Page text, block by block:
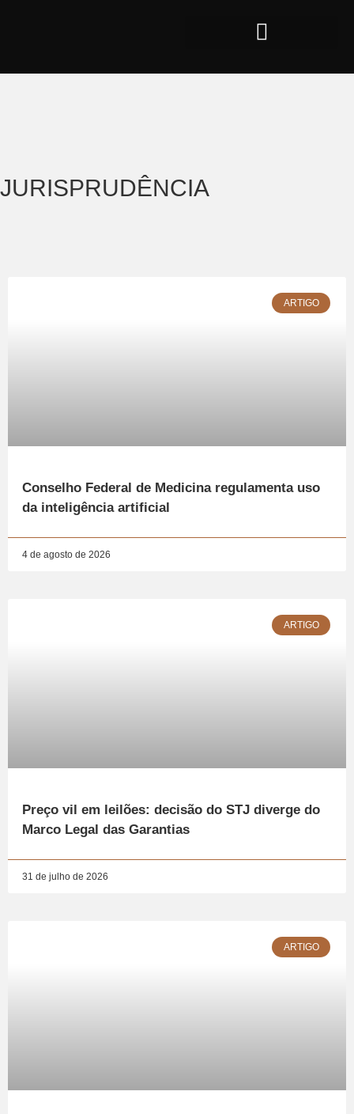
JURISPRUDÊNCIA
ARTIGO
Conselho Federal de Medicina regulamenta uso
da inteligência artificial
4 de agosto de 2026
ARTIGO
Preço vil em leilões: decisão do STJ diverge do
Marco Legal das Garantias
31 de julho de 2026
ARTIGO